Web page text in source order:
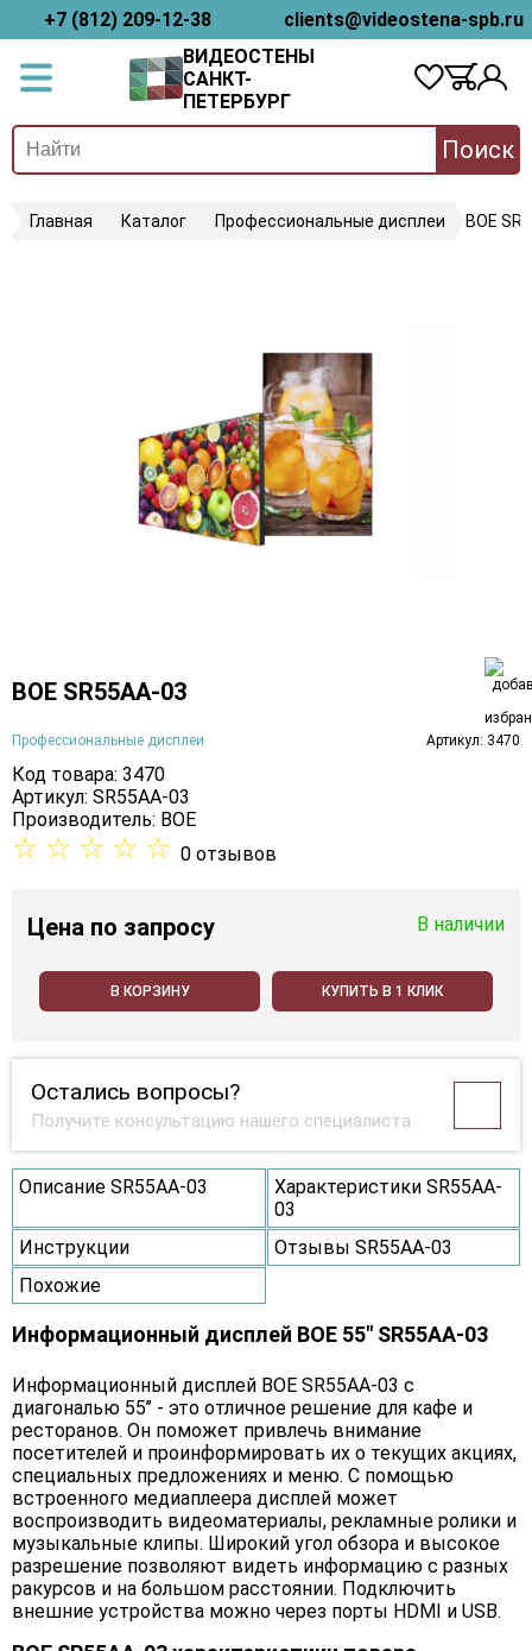
+7 (812) 209-12-38
clients@videostena-spb.ru
ВИДЕОСТЕНЫ
САНКТ-
ПЕТЕРБУРГ
Поиск
Главная Каталог Профессиональные дисплеи BOE
BOE SR55AA-03
Профессиональные дисплеи Артикул: 3470
Код товара: 3470
Артикул: SR55AA-03
Производитель: BOE
☆ ☆ ☆ ☆ ☆ 0 отзывов
Цена по запросу В наличии
В КОРЗИНУ КУПИТЬ В 1 КЛИК
Остались вопросы?
Получите консультацию нашего специалиста
Описание SR55AA-03
Характеристики SR55AA-
03
Инструкции
Отзывы SR55AA-03
Похожие
Информационный дисплей BOE 55" SR55AA-03
Информационный дисплей BOE SR55AA-03 с
диагональю 55’’ - это отличное решение для кафе и
ресторанов. Он поможет привлечь внимание
посетителей и проинформировать их о текущих акциях,
специальных предложениях и меню. С помощью
встроенного медиаплеера дисплей может
воспроизводить видеоматериалы, рекламные ролики и
музыкальные клипы. Широкий угол обзора и высокое
разрешение позволяют видеть информацию с разных
ракурсов и на большом расстоянии. Подключить
внешние устройства можно через порты HDMI и USB.